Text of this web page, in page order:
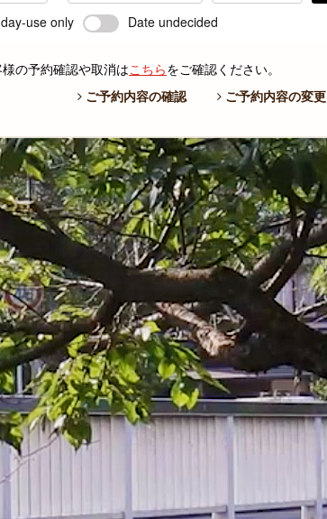
use only Date undecided
の予約確認や取消はこちらをご確認ください。
ご予約内容の確認 ご予約内容の変更